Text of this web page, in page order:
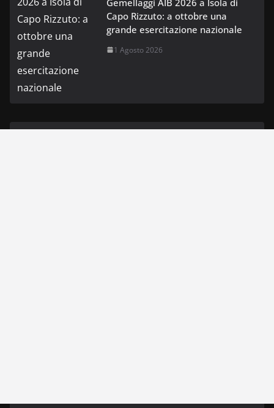
Capo Rizzuto: a ottobre una
grande esercitazione nazionale
1 Agosto 2026